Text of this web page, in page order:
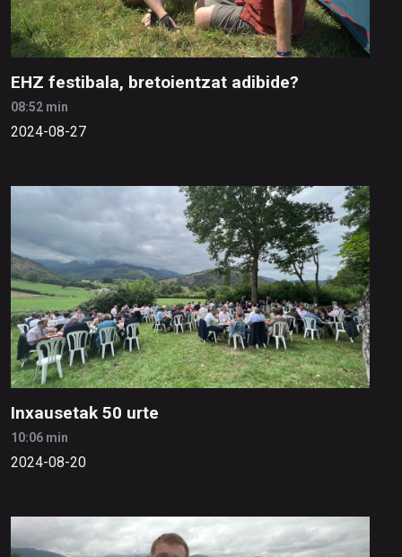
EHZ festibala, bretoientzat adibide?
08:52 min
2024-08-27
Inxausetak 50 urte
10:06 min
2024-08-20